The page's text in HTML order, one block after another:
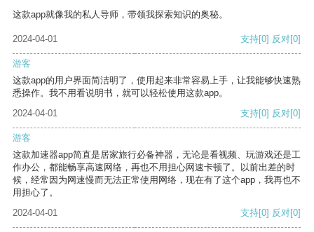
这款app就像我的私人导师，带领我探索知识的奥秘。
2024-04-01 支持[0] 反对[0]
游客
这款app的用户界面简洁明了，使用起来非常容易上手，让我能够快速熟
悉操作。我不用看说明书，就可以轻松使用这款app。
2024-04-01
支持[0] 反对[0]
游客
这款加速器app简直是居家旅行必备神器，无论是看视频、玩游戏还是工
作办公，都能畅享高速网络，再也不用担心网速卡顿了。以前出差的时
候，经常因为网速慢而无法正常使用网络，现在有了这个app，我再也不
用担心了。
2024-04-01
支持[0] 反对[0]